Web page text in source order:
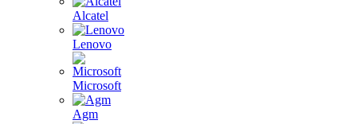
Alcatel
Lenovo
Microsoft
Agm